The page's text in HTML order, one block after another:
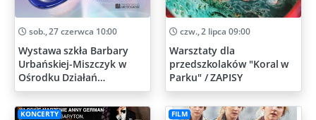
sob., 27 czerwca 10:00
Wystawa szkła Barbary
Urbańskiej-Miszczyk w
Ośrodku Działań
Artystycznych
czw., 2 lipca 09:00
Warsztaty dla
przedszkolaków "Koral w
Parku" / ZAPISY
KONCERTY FILM